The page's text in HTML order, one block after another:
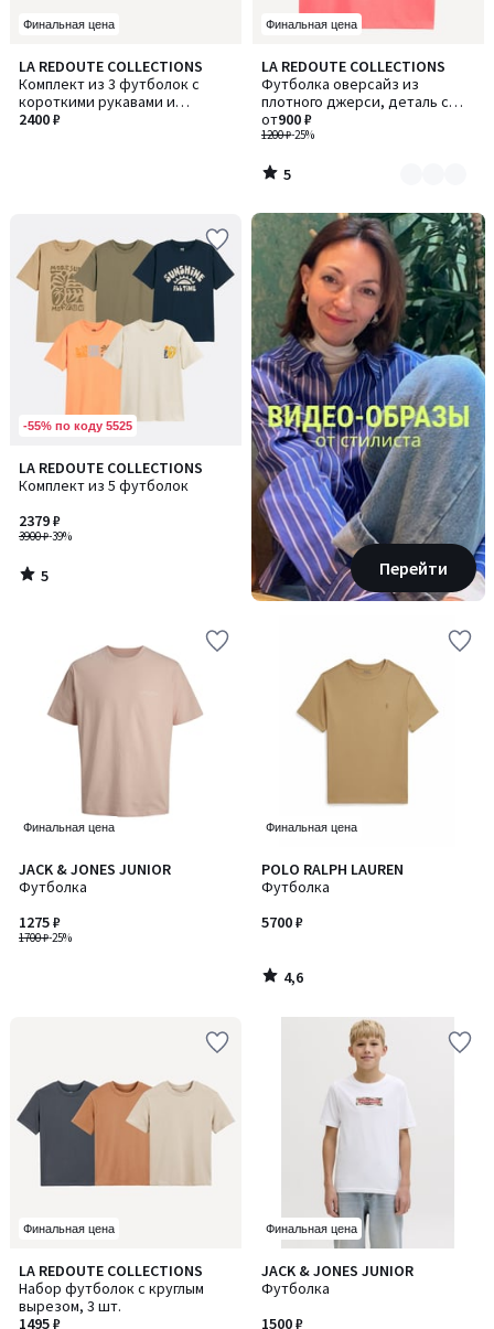
Финальная цена
LA REDOUTE COLLECTIONS
Комплект из 3 футболок с
короткими рукавами и
круглым вырезом
2400 ₽
Финальная цена
LA REDOUTE COLLECTIONS
Футболка оверсайз из
плотного джерси, деталь с
вышивкой
1200 ₽-25%
от900 ₽
5
/
5
Количество
цветов:
2
5
/
-55% по коду 5525
LA REDOUTE COLLECTIONS
Комплект из 5 футболок
3900 ₽-39%
2379 ₽
5
/
5
/
Перейти
-
Финальная цена
JACK & JONES JUNIOR
Футболка
1700 ₽-25%
1275 ₽
Финальная цена
POLO RALPH LAUREN
Футболка
5700 ₽
4,6
/ 5
4,6
/
Финальная цена
LA REDOUTE COLLECTIONS
Набор футболок с круглым
вырезом, 3 шт.
1495 ₽
4,8
/ 5
Финальная цена
JACK & JONES JUNIOR
Футболка
1500 ₽